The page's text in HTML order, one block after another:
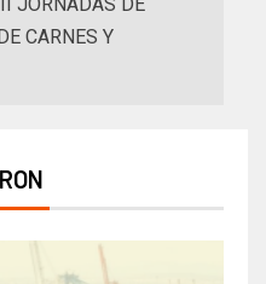
CARNES Y